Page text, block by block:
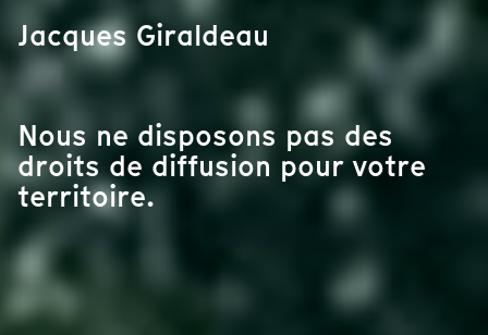
Jacques Giraldeau
Nous ne disposons pas des
droits de diffusion pour votre
territoire.